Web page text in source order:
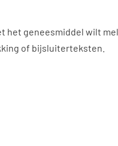
het geneesmiddel wilt
of bijsluiterteksten.